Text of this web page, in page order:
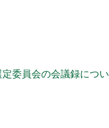
委員会の会議録につい